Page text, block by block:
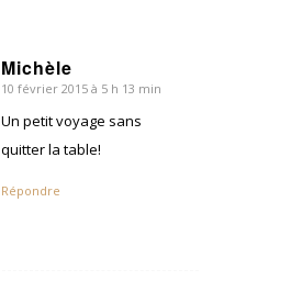
Michèle
dit
10 février 2015 à 5 h 13 min
Un petit voyage sans
quitter la table!
Répondre